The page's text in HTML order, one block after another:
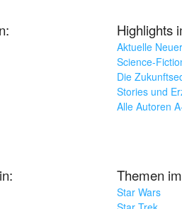
Highlights
Aktuelle
Science-
Die
Stories und
Alle Autoren
Themen
Star Wars